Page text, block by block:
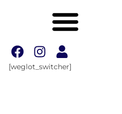
[weglot_switcher]